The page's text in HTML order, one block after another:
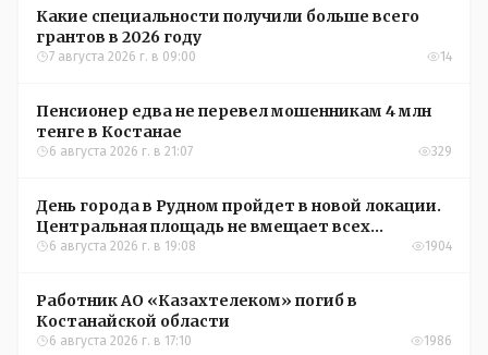
Какие специальности получили больше всего
грантов в 2026 году
7 августа 2026 г. в 09:00 14
Пенсионер едва не перевел мошенникам 4 млн
тенге в Костанае
6 августа 2026 г. в 21:07 329
День города в Рудном пройдет в новой локации.
Центральная площадь не вмещает всех
желающих
6 августа 2026 г. в 19:08 1904
Работник АО «Казахтелеком» погиб в
Костанайской области
6 августа 2026 г. в 17:10 1986